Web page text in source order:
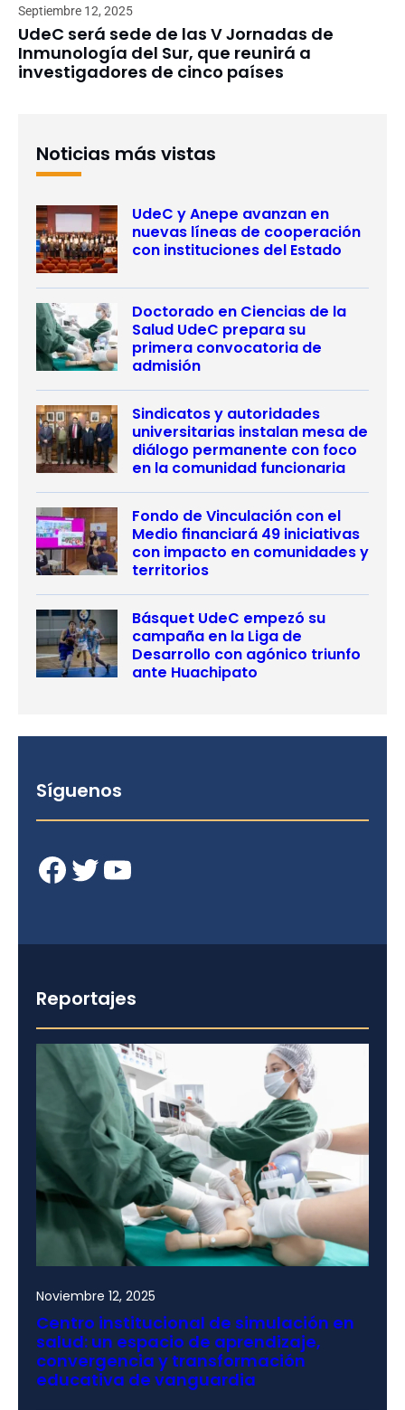
Septiembre 12, 2025
UdeC será sede de las V Jornadas de
Inmunología del Sur, que reunirá a
investigadores de cinco países
Noticias más vistas
UdeC y Anepe avanzan en
nuevas líneas de cooperación
con instituciones del Estado
Doctorado en Ciencias de la
Salud UdeC prepara su
primera convocatoria de
admisión
Sindicatos y autoridades
universitarias instalan mesa de
diálogo permanente con foco
en la comunidad funcionaria
Fondo de Vinculación con el
Medio financiará 49 iniciativas
con impacto en comunidades y
territorios
Básquet UdeC empezó su
campaña en la Liga de
Desarrollo con agónico triunfo
ante Huachipato
Síguenos
Facebook Twitter YouTube
Reportajes
Noviembre 12, 2025
Centro institucional de simulación en
salud: un espacio de aprendizaje,
convergencia y transformación
educativa de vanguardia